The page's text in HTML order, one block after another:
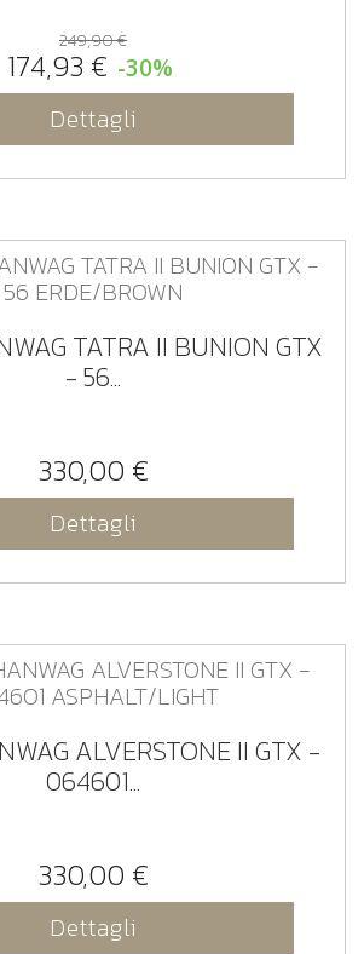
174,93 €
249,90 €
-30%
Dettagli
TATRA II BUNION GTX
- 56...
330,00 €
Dettagli
ALVERSTONE II GTX -
064601...
330,00 €
Dettagli